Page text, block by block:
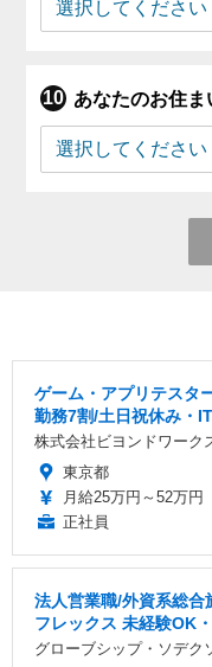
あなたのお住
ゲーム・アプリテスタ
勤務7割/土日祝休み・
株式会社ビヨンドワーク
東京都
月給25万円～52万円
正社員
法人営業職/外資系総合
フレックス 未経験OK
グローブシップ・ソデク